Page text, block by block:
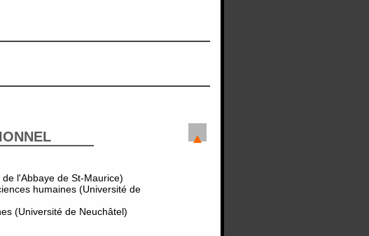
l'Abbaye de St-Maurice)
humaines (Université de
(Université de Neuchâtel)